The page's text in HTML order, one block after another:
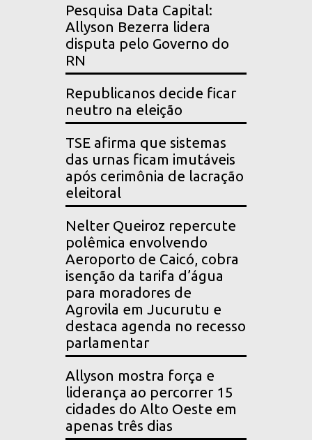
Pesquisa Data Capital:
Allyson Bezerra lidera
disputa pelo Governo do
RN
Republicanos decide ficar
neutro na eleição
TSE afirma que sistemas
das urnas ficam imutáveis
após cerimônia de lacração
eleitoral
Nelter Queiroz repercute
polêmica envolvendo
Aeroporto de Caicó, cobra
isenção da tarifa d’água
para moradores de
Agrovila em Jucurutu e
destaca agenda no recesso
parlamentar
Allyson mostra força e
liderança ao percorrer 15
cidades do Alto Oeste em
apenas três dias